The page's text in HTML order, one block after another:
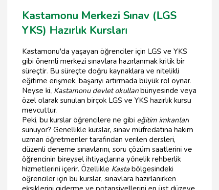
Kastamonu Merkezi Sınav (LGS
YKS) Hazırlık Kursları
Kastamonu'da yaşayan öğrenciler için LGS ve YKS
gibi önemli merkezi sınavlara hazırlanmak kritik bir
süreçtir. Bu süreçte doğru kaynaklara ve nitelikli
eğitime erişmek, başarıyı artırmada büyük rol oynar.
Neyse ki, Kastamonu devlet okullarıbünyesinde veya
özel olarak sunulan birçok LGS ve YKS hazırlık kursu
mevcuttur.
Peki, bu kurslar öğrencilere ne gibi eğitim imkanları
sunuyor? Genellikle kurslar, sınav müfredatına hakim
uzman öğretmenler tarafından verilen dersleri,
düzenli deneme sınavlarını, soru çözüm saatlerini ve
öğrencinin bireysel ihtiyaçlarına yönelik rehberlik
hizmetlerini içerir. Özellikle Kastabölgesindeki
öğrenciler için bu kurslar, sınavlara hazırlanırken